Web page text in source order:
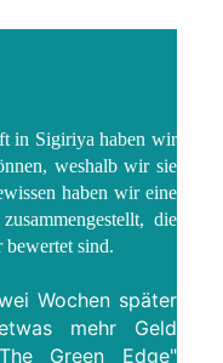
in Sigiriya haben wir
weshalb wir sie
haben wir eine
die
bewertet sind.
Wochen später
mehr Geld
Green Edge"